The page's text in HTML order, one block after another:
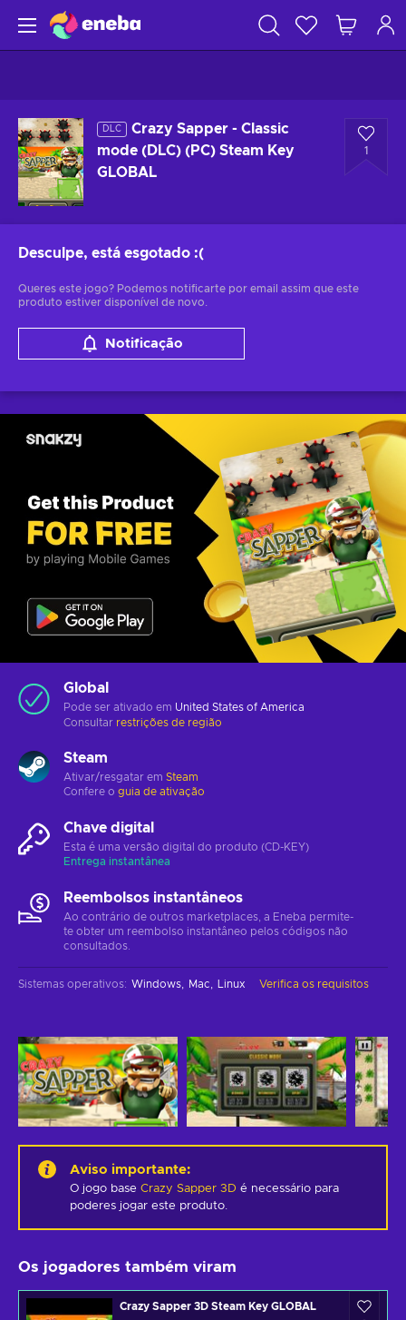
DLC
Crazy Sapper - Classic
mode (DLC) (PC) Steam Key
GLOBAL
1
Desculpe, está esgotado :(
Queres este jogo? Podemos notificarte por email assim que este
produto estiver disponível de novo.
Notificação
Global
Pode ser ativado em United States of America
Consultar restrições de região
Steam
Ativar/resgatar em Steam
Confere o guia de ativação
Chave digital
Esta é uma versão digital do produto (CD-KEY)
Entrega instantânea
Reembolsos instantâneos
Ao contrário de outros marketplaces, a Eneba permite-
te obter um reembolso instantâneo pelos códigos não
consultados.
Sistemas operativos: Windows Mac Linux Verifica os requisitos
Aviso importante:
O jogo base Crazy Sapper 3D é necessário para
poderes jogar este produto.
Os jogadores também viram
Crazy Sapper 3D Steam Key GLOBAL